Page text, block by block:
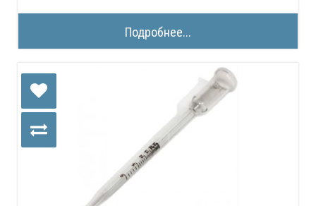
Подробнее...